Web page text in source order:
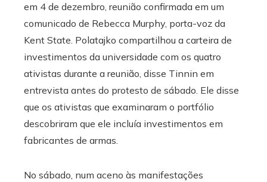
em 4 de dezembro, reunião confirmada em um
comunicado de Rebecca Murphy, porta-voz da
Kent State. Polatajko compartilhou a carteira de
investimentos da universidade com os quatro
ativistas durante a reunião, disse Tinnin em
entrevista antes do protesto de sábado. Ele disse
que os ativistas que examinaram o portfólio
descobriram que ele incluía investimentos em
fabricantes de armas.
No sábado, num aceno às manifestações